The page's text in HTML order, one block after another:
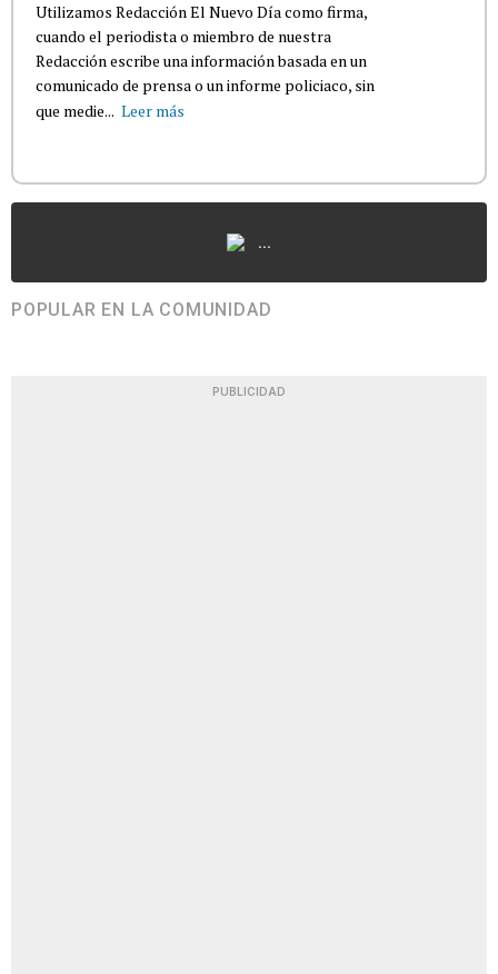
Utilizamos Redacción El Nuevo Día como firma,
cuando el periodista o miembro de nuestra
Redacción escribe una información basada en un
comunicado de prensa o un informe policiaco, sin
que medie... Leer más
...
POPULAR EN LA COMUNIDAD
PUBLICIDAD